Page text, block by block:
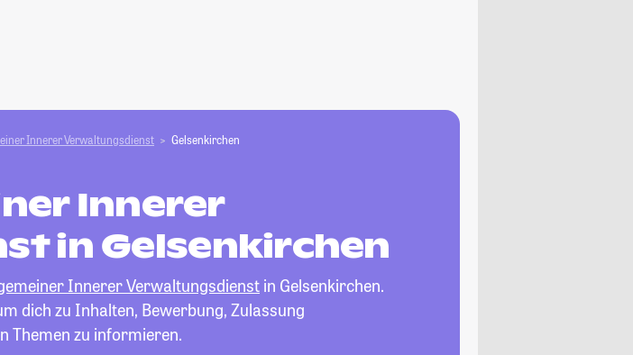
Innerer Verwaltungsdienst Gelsenkirchen
Innerer
in Gelsenkirchen
Innerer Verwaltungsdienst in Gelsenkirchen.
dich zu Inhalten, Bewerbung, Zulassung
Themen zu informieren.